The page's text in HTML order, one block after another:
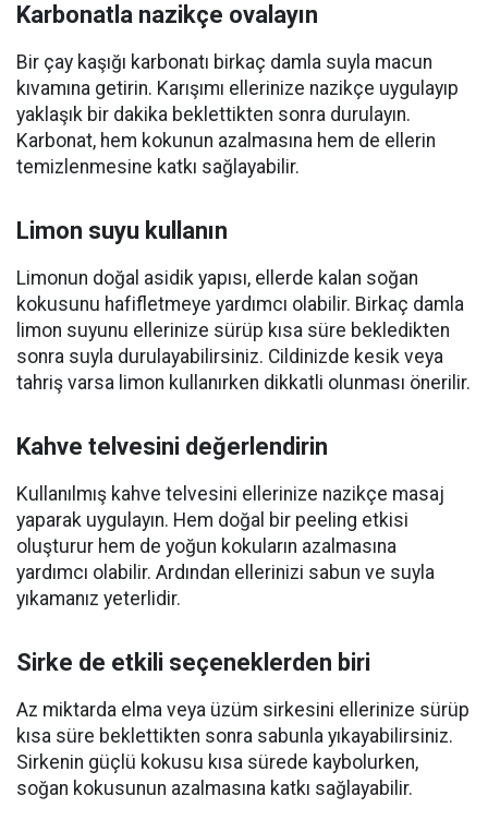
Karbonatla nazikçe ovalayın
Bir çay kaşığı karbonatı birkaç damla suyla macun
kıvamına getirin. Karışımı ellerinize nazikçe uygulayıp
yaklaşık bir dakika beklettikten sonra durulayın.
Karbonat, hem kokunun azalmasına hem de ellerin
temizlenmesine katkı sağlayabilir.
Limon suyu kullanın
Limonun doğal asidik yapısı, ellerde kalan soğan
kokusunu hafifletmeye yardımcı olabilir. Birkaç damla
limon suyunu ellerinize sürüp kısa süre bekledikten
sonra suyla durulayabilirsiniz. Cildinizde kesik veya
tahriş varsa limon kullanırken dikkatli olunması önerilir.
Kahve telvesini değerlendirin
Kullanılmış kahve telvesini ellerinize nazikçe masaj
yaparak uygulayın. Hem doğal bir peeling etkisi
oluşturur hem de yoğun kokuların azalmasına
yardımcı olabilir. Ardından ellerinizi sabun ve suyla
yıkamanız yeterlidir.
Sirke de etkili seçeneklerden biri
Az miktarda elma veya üzüm sirkesini ellerinize sürüp
kısa süre beklettikten sonra sabunla yıkayabilirsiniz.
Sirkenin güçlü kokusu kısa sürede kaybolurken,
soğan kokusunun azalmasına katkı sağlayabilir.